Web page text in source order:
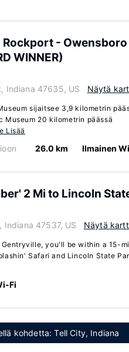
Rockport - Owensboro
WINNER)
Indiana 47635, US Näytä
sijaitsee 3,9 kilometrin
Museum 20 kilometrin päässä
Lisää
26.0 km Ilmainen
2 Mi to Lincoln
Indiana 47537, US Näytä
you'll be within a 15-
Safari and Lincoln State
Fi
kohdetta: Tell City, Indiana